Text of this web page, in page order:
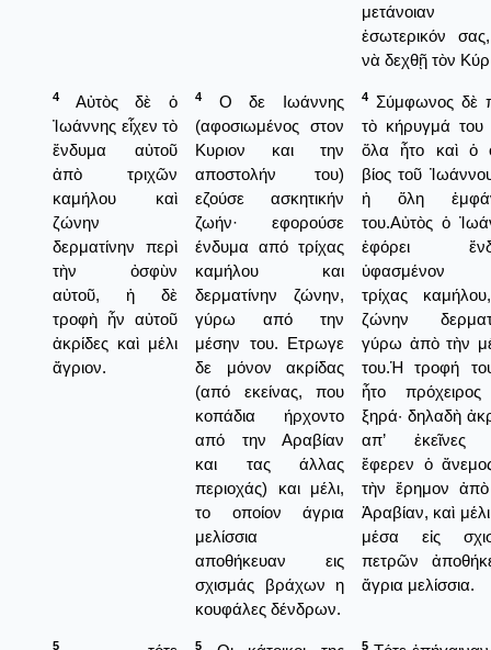
ἐσωτερικόν
νὰ δεχθῇ τὸν
4
Αὐτὸς δὲ ὁ
Ἰωάννης εἶχεν τὸ
ἔνδυμα αὐτοῦ
ἀπὸ τριχῶν
καμήλου καὶ
ζώνην
δερματίνην περὶ
τὴν ὀσφὺν
αὐτοῦ, ἡ δὲ
τροφὴ ἦν αὐτοῦ
ἀκρίδες καὶ μέλι
ἄγριον.
4
Ο δε Ιωάννης
(αφοσιωμένος στον
Κυριον και την
αποστολήν του)
εζούσε ασκητικήν
ζωήν· εφορούσε
ένδυμα από τρίχας
καμήλου και
δερματίνην ζώνην,
γύρω από την
μέσην του. Ετρωγε
δε μόνον ακρίδας
(από εκείνας, που
κοπάδια ήρχοντο
από την Αραβίαν
και τας άλλας
περιοχάς) και μέλι,
το οποίον άγρια
μελίσσια
αποθήκευαν εις
σχισμάς βράχων η
κουφάλες δένδρων.
4
Σύμφωνος δὲ
τὸ κήρυγμά του
ὅλα ἦτο καὶ ὁ
βίος τοῦ
ἡ ὅλη
του.Αὐτὸς ὁ
ἐφόρει
ὑφασμένον
τρίχας
ζώνην
γύρω ἀπὸ τὴν
του.Ἡ τροφή
ἦτο
ξηρά· δηλαδὴ
απ’ ἐκεῖνες
ἔφερεν ὁ
τὴν ἔρημον
Ἀραβίαν, καὶ
μέσα εἰς
πετρῶν
ἄγρια μελίσσια.
5 5 5